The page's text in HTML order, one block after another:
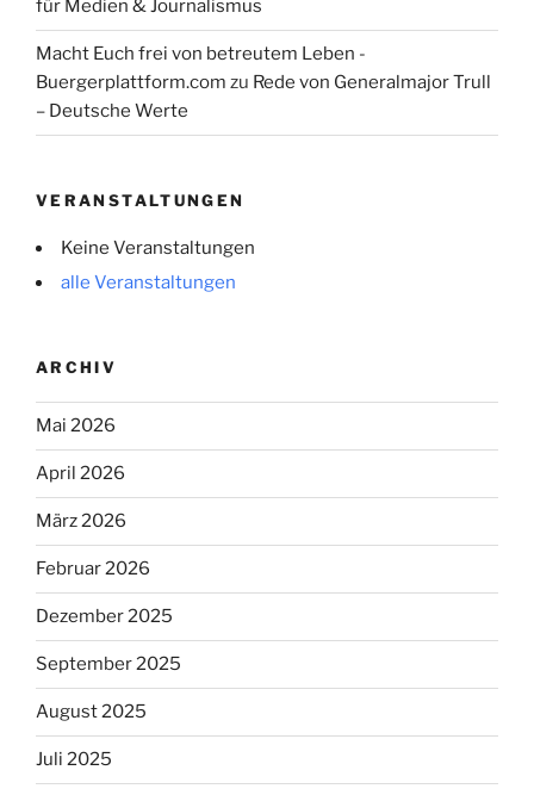
für Medien & Journalismus
Macht Euch frei von betreutem Leben -
Buergerplattform.com zu Rede von Generalmajor Trull
– Deutsche Werte
VERANSTALTUNGEN
Keine Veranstaltungen
alle Veranstaltungen
ARCHIV
Mai 2026
April 2026
März 2026
Februar 2026
Dezember 2025
September 2025
August 2025
Juli 2025